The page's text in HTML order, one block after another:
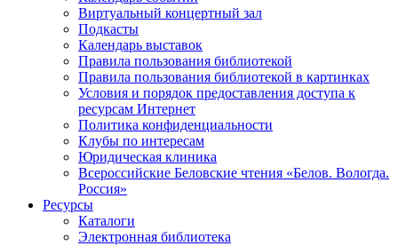
Виртуальный концертный зал
Подкасты
Календарь выставок
Правила пользования библиотекой
Правила пользования библиотекой в картинках
Условия и порядок предоставления доступа к
ресурсам Интернет
Политика конфиденциальности
Клубы по интересам
Юридическая клиника
Всероссийские Беловские чтения «Белов. Вологда.
Россия»
Ресурсы
Каталоги
Электронная библиотека